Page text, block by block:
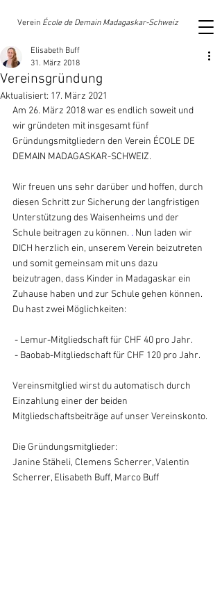
VereinÉcole de Demain Madagaskar-Schweiz
Vereinsgründung
Elisabeth Buff
31. März 2018
Aktualisiert: 17. März 2021
Am 26. März 2018 war es endlich soweit und
wir gründeten mit insgesamt fünf
Gründungsmitgliedern den Verein ÉCOLE DE
DEMAIN MADAGASKAR-SCHWEIZ.
Wir freuen uns sehr darüber und hoffen, durch
diesen Schritt zur Sicherung der langfristigen
Unterstützung des Waisenheims und der
Schule beitragen zu können. . Nun laden wir
DICH herzlich ein, unserem Verein beizutreten
und somit gemeinsam mit uns dazu
beizutragen, dass Kinder in Madagaskar ein
Zuhause haben und zur Schule gehen können.
Du hast zwei Möglichkeiten:
- Lemur-Mitgliedschaft für CHF 40 pro Jahr.
- Baobab-Mitgliedschaft für CHF 120 pro Jahr.
Vereinsmitglied wirst du automatisch durch
Einzahlung einer der beiden
Mitgliedschaftsbeiträge auf unser Vereinskonto.
Die Gründungsmitglieder:
Janine Stäheli, Clemens Scherrer, Valentin
Scherrer, Elisabeth Buff, Marco Buff